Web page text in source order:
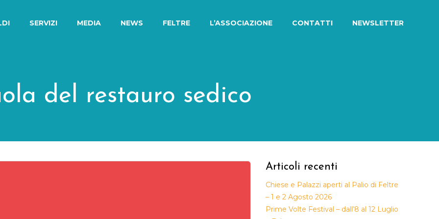
SERVIZI MEDIA NEWS FELTRE L’ASSOCIAZIONE CONTATTI NEWSLETTER
del restauro sedico
Articoli recenti
Chiese e Palazzi aperti al Palio di Feltre
– 1 e 2 Agosto 2026
Prime Volte Festival – dall’8 al 12 Luglio